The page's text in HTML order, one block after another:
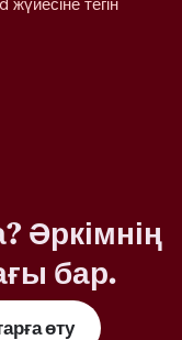
тегін
Әркімнің
бар.
өту